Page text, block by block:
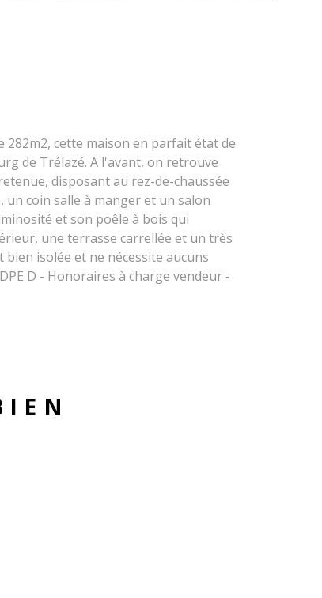
cette maison en parfait état de
de Trélazé. A l'avant, on retrouve
disposant au rez-de-chaussée
coin salle à manger et un salon
et son poêle à bois qui
une terrasse carrellée et un très
isolée et ne nécessite aucuns
D - Honoraires à charge vendeur -